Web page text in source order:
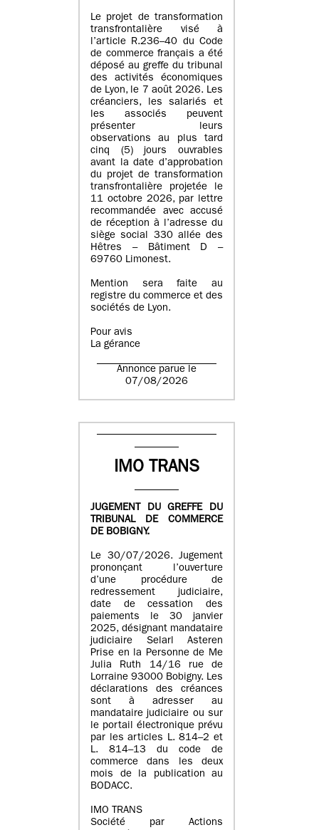
Le projet de transformation
transfrontalière visé à
l’article R.236–40 du Code
de commerce français a été
déposé au greffe du tribunal
des activités économiques
de Lyon, le 7 août 2026. Les
créanciers, les salariés et
les associés peuvent
présenter leurs
observations au plus tard
cinq (5) jours ouvrables
avant la date d’approbation
du projet de transformation
transfrontalière projetée le
11 octobre 2026, par lettre
recommandée avec accusé
de réception à l’adresse du
siège social 330 allée des
Hêtres – Bâtiment D –
69760 Limonest.
Mention sera faite au
registre du commerce et des
sociétés de Lyon.
Pour avis
La gérance
Annonce parue le
07/08/2026
IMO TRANS
JUGEMENT DU GREFFE DU
TRIBUNAL DE COMMERCE
DE BOBIGNY.
Le 30/07/2026. Jugement
prononçant l’ouverture
d’une procédure de
redressement judiciaire,
date de cessation des
paiements le 30 janvier
2025, désignant mandataire
judiciaire Selarl Asteren
Prise en la Personne de Me
Julia Ruth 14/16 rue de
Lorraine 93000 Bobigny. Les
déclarations des créances
sont à adresser au
mandataire judiciaire ou sur
le portail électronique prévu
par les articles L. 814–2 et
L. 814–13 du code de
commerce dans les deux
mois de la publication au
BODACC.
IMO TRANS
Société par Actions